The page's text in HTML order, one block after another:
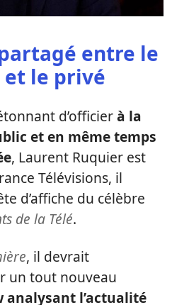
entre le
le privé
d’officierà la
et en même temps
, Laurent Ruquier est
Télévisions, il
d’affiche du célèbre
de la Télé.
, il devrait
un tout nouveau
analysant l’actualité